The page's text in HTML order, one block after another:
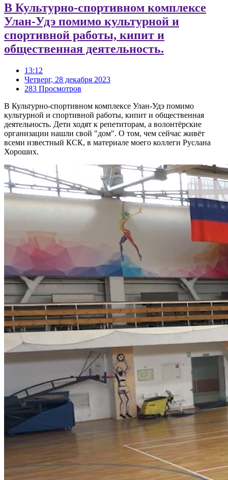
В Культурно-спортивном комплексе
Улан-Удэ помимо культурной и
спортивной работы, кипит и
общественная деятельность.
13:12
Четверг, 28 декабря 2023
283 Просмотров
В Культурно-спортивном комплексе Улан-Удэ помимо
культурной и спортивной работы, кипит и общественная
деятельность. Дети ходят к репетиторам, а волонтёрские
организации нашли свой "дом". О том, чем сейчас живёт
всеми известный КСК, в материале моего коллеги Руслана
Хороших.